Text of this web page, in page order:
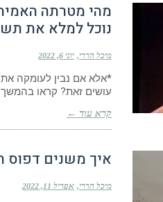
מהי מטרתה
נוכל למלא את
מיכל הררי יוני 6, 2022
*אלא אם נבין לעומקה את
עושים זאת? קראו
קרא עוד ←
איך משנים דפוס
מיכל הררי אפריל 11, 2022